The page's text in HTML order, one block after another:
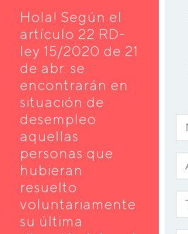
Hola! Según el
artículo 22 RD-
ley 15/2020 de 21
de abr. se
encontrarán en
situación de
desempleo
aquellas
personas que
hubieran
resuelto
voluntariamente
su última